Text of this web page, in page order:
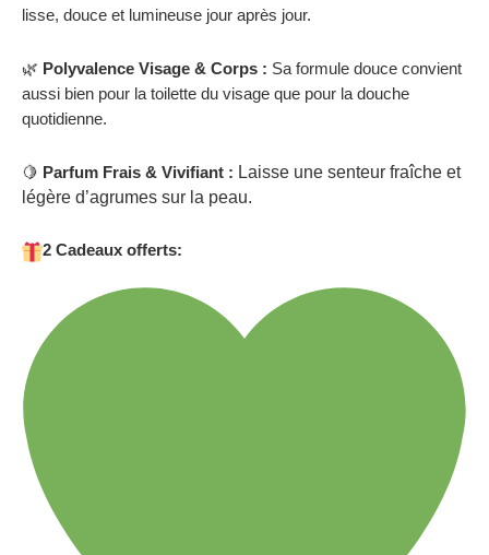
lisse, douce et lumineuse jour après jour.
🌿 Polyvalence Visage & Corps : Sa formule douce convient
aussi bien pour la toilette du visage que pour la douche
quotidienne.
🍋 Parfum Frais & Vivifiant : Laisse une senteur fraîche et
légère d’agrumes sur la peau.
2 Cadeaux offerts: